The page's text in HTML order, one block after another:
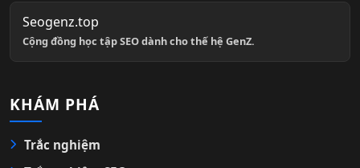
Seogenz.top
Cộng đồng học tập SEO dành cho thế hệ GenZ.
KHÁM PHÁ
Trắc nghiệm